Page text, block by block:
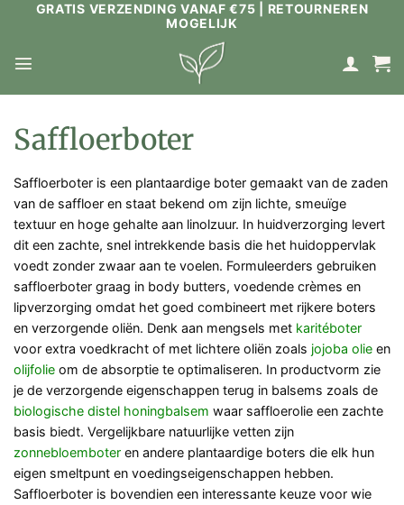
GRATIS VERZENDING VANAF €75 | RETOURNEREN
MOGELIJK
Saffloerboter
Saffloerboter is een plantaardige boter gemaakt van de zaden
van de saffloer en staat bekend om zijn lichte, smeuïge
textuur en hoge gehalte aan linolzuur. In huidverzorging levert
dit een zachte, snel intrekkende basis die het huidoppervlak
voedt zonder zwaar aan te voelen. Formuleerders gebruiken
saffloerboter graag in body butters, voedende crèmes en
lipverzorging omdat het goed combineert met rijkere boters
en verzorgende oliën. Denk aan mengsels met karitéboter
voor extra voedkracht of met lichtere oliën zoals jojoba olie en
olijfolie om de absorptie te optimaliseren. In productvorm zie
je de verzorgende eigenschappen terug in balsems zoals de
biologische distel honingbalsem waar saffloerolie een zachte
basis biedt. Vergelijkbare natuurlijke vetten zijn
zonnebloemboter en andere plantaardige boters die elk hun
eigen smeltpunt en voedingseigenschappen hebben.
Saffloerboter is bovendien een interessante keuze voor wie